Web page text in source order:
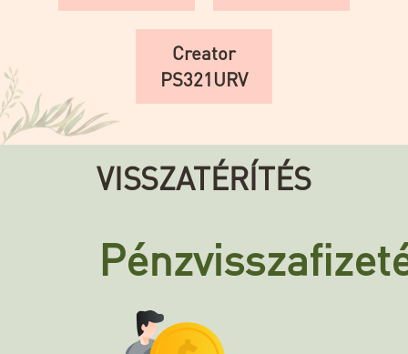
Creator
PS321URV
VISSZATÉRÍTÉS